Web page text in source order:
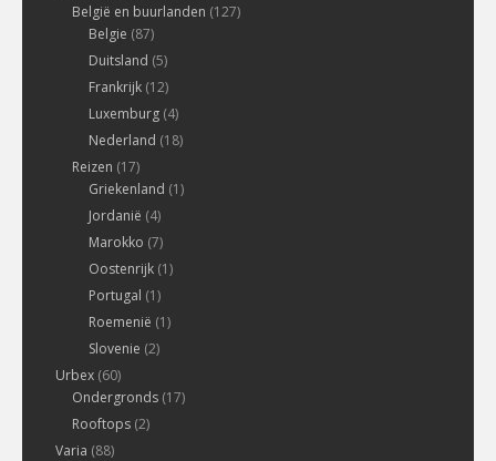
België en buurlanden (127)
Belgie (87)
Duitsland (5)
Frankrijk (12)
Luxemburg (4)
Nederland (18)
Reizen (17)
Griekenland (1)
Jordanië (4)
Marokko (7)
Oostenrijk (1)
Portugal (1)
Roemenië (1)
Slovenie (2)
Urbex (60)
Ondergronds (17)
Rooftops (2)
Varia (88)